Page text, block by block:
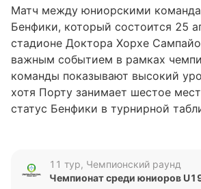
Матч между юниорскими
Бенфики, который состоится 25
стадионе Доктора Хорхе
важным событием в рамках
команды показывают высокий
хотя Порту занимает шестое
статус Бенфики в турнирной
Анализ формы команд
11 тур, Чемпионский раунд
Чемпионат среди юниоров